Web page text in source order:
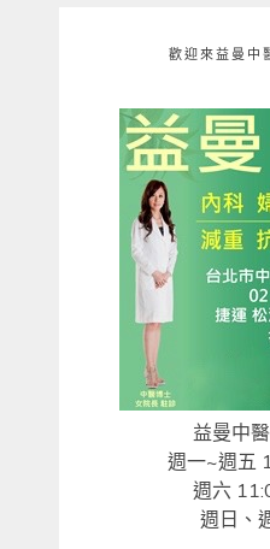
歡迎來益曼中
益曼中
週一~週五
週六
週日、